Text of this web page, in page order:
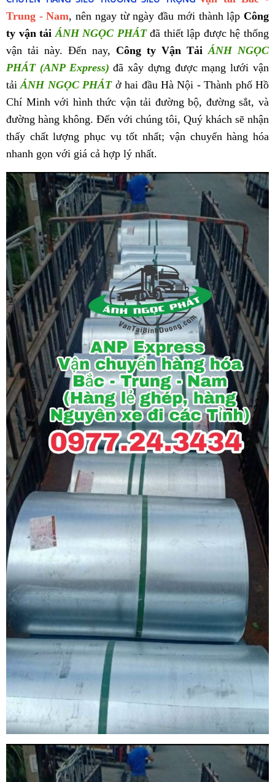
Trung - Nam, nên ngay từ ngày đầu mới thành lậpCông
ty vận tải ÁNH NGỌC PHÁTđã thiết lập được hệ thống
vận tải này. Đến nay, Công ty Vận Tải ÁNH NGỌC
PHÁT (ANP Express)đã xây dựng được mạng lưới vận
tảiÁNH NGỌC PHÁTở hai đầu Hà Nội - Thành phố Hồ
Chí Minh với hình thức vận tải đường bộ, đường sắt, và
đường hàng không. Đến với chúng tôi, Quý khách sẽ nhận
thấy chất lượng phục vụ tốt nhất; vận chuyển hàng hóa
nhanh gọn với giá cả hợp lý nhất.